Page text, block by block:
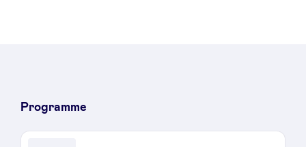
Programme